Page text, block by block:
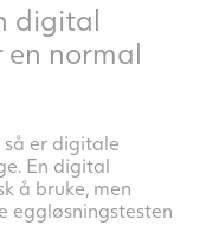
digital
normal
er digitale
En digital
å bruke, men
eggløsningstesten